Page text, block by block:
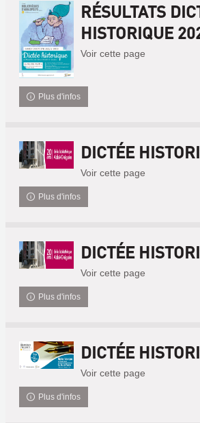
RÉSULTATS
HISTORIQUE
Voir cette page
Plus d'infos
DICTÉE
Voir cette page
Plus d'infos
DICTÉE
Voir cette page
Plus d'infos
DICTÉE
Voir cette page
Plus d'infos